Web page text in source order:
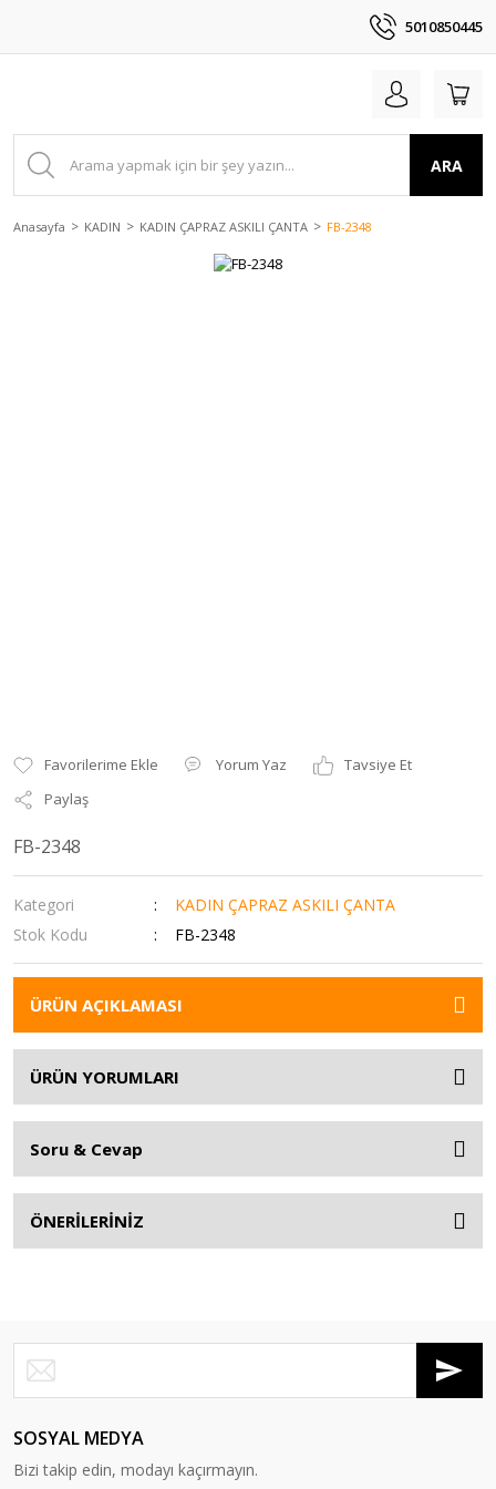
5010850445
ARA
Anasayfa KADIN KADIN ÇAPRAZ ASKILI ÇANTA FB-2348
Yorum Yaz
Tavsiye Et
Paylaş
FB-2348
Kategori
KADIN ÇAPRAZ ASKILI ÇANTA
Stok Kodu
FB-2348
ÜRÜN AÇIKLAMASI
ÜRÜN YORUMLARI
Soru & Cevap
ÖNERİLERİNİZ
SOSYAL MEDYA
Bizi takip edin, modayı kaçırmayın.